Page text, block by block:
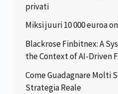
privati
Miksi juuri 10 000 euroa
Blackrose Finbitnex: A
the Context of AI-Driven
Come Guadagnare Molti
Strategia Reale